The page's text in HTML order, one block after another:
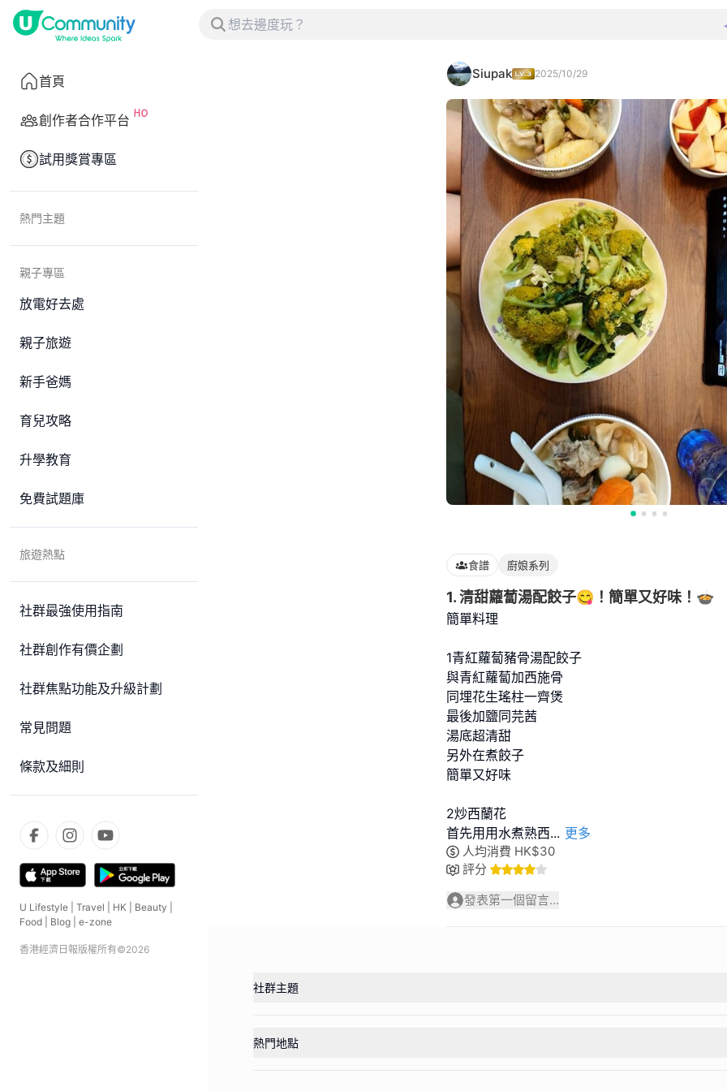
首頁
創作者合作平台
試用獎賞專區
熱門主題
親子專區
放電好去處
親子旅遊
新手爸媽
育兒攻略
升學教育
免費試題庫
旅遊熱點
社群最強使用指南
社群創作有價企劃
社群焦點功能及升級計劃
常見問題
條款及細則
U Lifestyle Travel HK Beauty
Food
Blog e-zone
香港經濟日報版權所有©2026
Siupak 2025/10/29
食譜 廚娘系列
1. 清甜蘿蔔湯配餃子😋！簡單又好味！🍲
簡單料理
1青紅蘿蔔豬骨湯配餃子
與青紅蘿蔔加西施骨
同埋花生瑤柱一齊煲
最後加鹽同芫茜
湯底超清甜
另外在煮餃子
簡單又好味
2炒西蘭花
首先用用水煮熟西... 更多
人均消費 HK$30
評分
發表第一個留言...
社群主題
熱門地點